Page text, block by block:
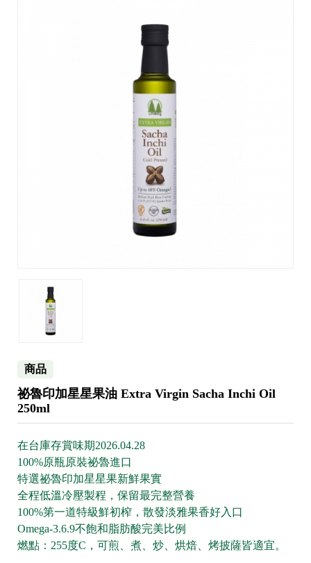
商品
祕魯印加星星果油 Extra Virgin Sacha Inchi Oil
250ml
在台庫存賞味期2026.04.28
100%原瓶原裝祕魯進口
特選祕魯印加星星果新鮮果實
全程低溫冷壓製程，保留最完整營養
100%第一道特級鮮初榨，散發淡雅果香好入口
Omega-3.6.9不飽和脂肪酸完美比例
燃點：255度C，可煎、煮、炒、烘焙、烤披薩皆適宜。